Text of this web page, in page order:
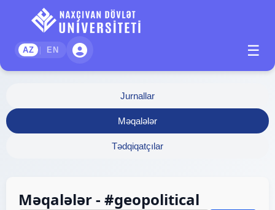
AZ | EN ☰
Jurnallar
Məqalələr
Tədqiqatçılar
Məqalələr - #geopolitical